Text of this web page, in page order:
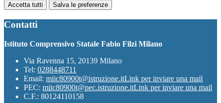
Accetta tutti Salva le preferenze
Contatti
Istituto Comprensivo Statale Fabio Filzi Milano
Via Ravenna 15, 20139 Milano
Tel: 0288448711
Email: miic80900t@istruzione.itLink per inviare una mail
PEC: miic80900t@pec.istruzione.itLink per inviare una mail
C.F.: 80124110158